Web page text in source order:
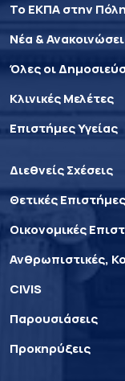
Το ΕΚΠΑ στην Πόλη
Νέα &
Όλες οι
Κλινικές Μελέτες
Επιστήμες Υγείας
Διεθνείς Σχέσεις
Θετικές
Οικονομικές
Ανθρωπιστικές,
CIVIS
Παρουσιάσεις
Προκηρύξεις